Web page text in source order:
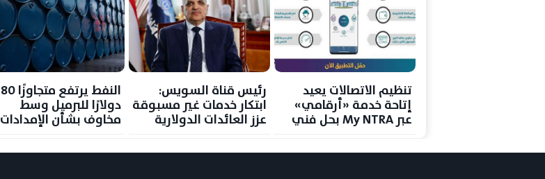
تنظيم الاتصالات يعيد
إتاحة خدمة «أرقامي»
عبر My NTRA بحل فني
المستخدمين
رئيس قناة السويس:
ابتكار خدمات غير مسبوقة
عزز العائدات الدولارية
النفط يرتفع متجاوزًا 80
دولارًا للبرميل وسط
مخاوف بشأن الإمدادات